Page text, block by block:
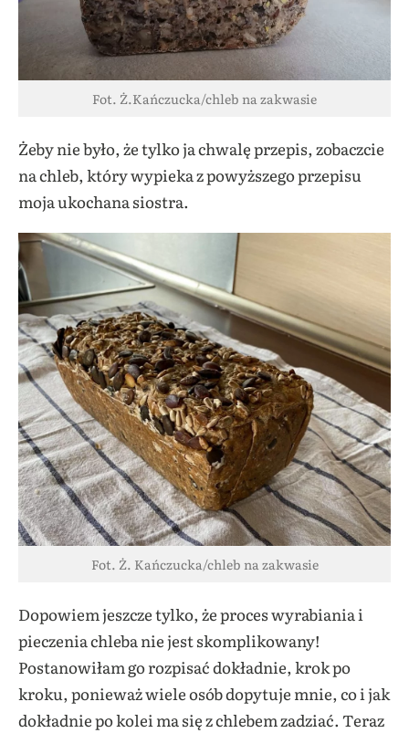
Fot. Ż.Kańczucka/chleb na zakwasie
Żeby nie było, że tylko ja chwalę przepis, zobaczcie
na chleb, który wypieka z powyższego przepisu
moja ukochana siostra.
Fot. Ż. Kańczucka/chleb na zakwasie
Dopowiem jeszcze tylko, że proces wyrabiania i
pieczenia chleba nie jest skomplikowany!
Postanowiłam go rozpisać dokładnie, krok po
kroku, ponieważ wiele osób dopytuje mnie, co i jak
dokładnie po kolei ma się z chlebem zadziać. Teraz